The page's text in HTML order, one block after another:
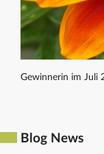
Gewinnerin im Juli
Blog News